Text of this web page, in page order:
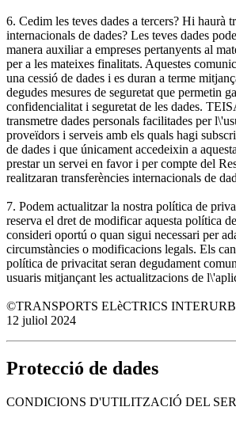
6. Cedim les teves dades a tercers? Hi haurà
internacionals de dades? Les teves dades
manera auxiliar a empreses pertanyents al
per a les mateixes finalitats. Aquestes
una cessió de dades i es duran a terme
degudes mesures de seguretat que permetin
confidencialitat i seguretat de les dades.
transmetre dades personals facilitades per
proveïdors i serveis amb els quals hagi
de dades i que únicament accedeixin a
prestar un servei en favor i per compte del
realitzaran transferències internacionals de
7. Podem actualitzar la nostra política de
reserva el dret de modificar aquesta política
consideri oportú o quan sigui necessari per
circumstàncies o modificacions legals. Els
política de privacitat seran degudament
usuaris mitjançant les actualitzacions de
©TRANSPORTS ELèCTRICS
12 juliol 2024
Protecció de dades
CONDICIONS D'UTILITZACIÓ DEL